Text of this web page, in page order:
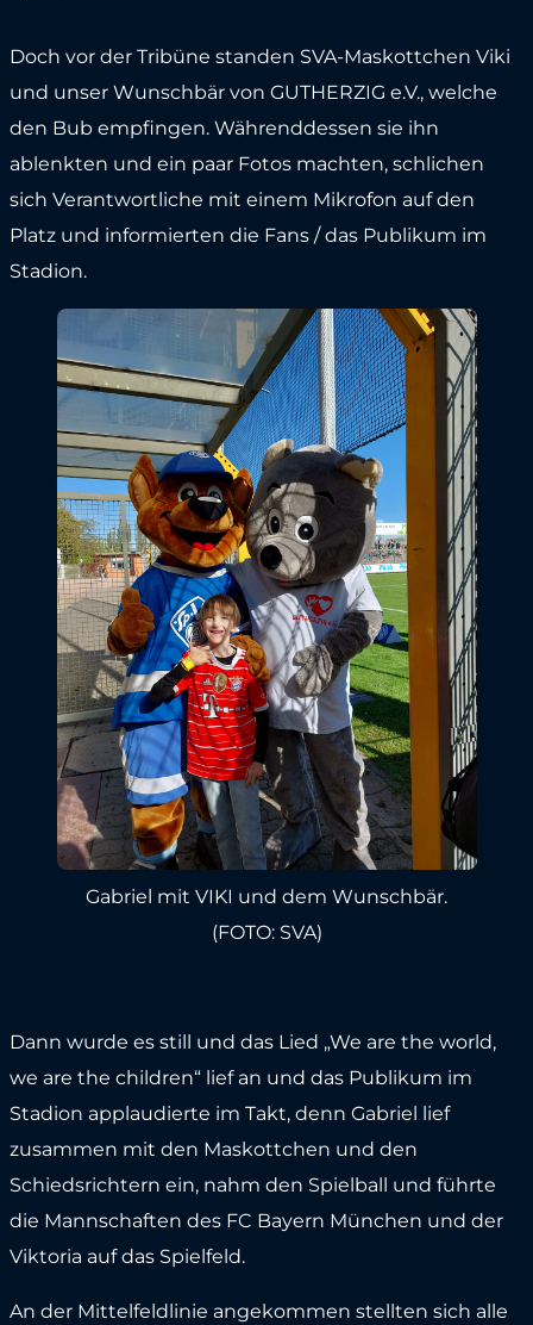
Doch vor der Tribüne standen SVA-Maskottchen Viki
und unser Wunschbär von GUTHERZIG e.V., welche
den Bub empfingen. Währenddessen sie ihn
ablenkten und ein paar Fotos machten, schlichen
sich Verantwortliche mit einem Mikrofon auf den
Platz und informierten die Fans / das Publikum im
Stadion.
Gabriel mit VIKI und dem Wunschbär.
(FOTO: SVA)
Dann wurde es still und das Lied „We are the world,
we are the children“ lief an und das Publikum im
Stadion applaudierte im Takt, denn Gabriel lief
zusammen mit den Maskottchen und den
Schiedsrichtern ein, nahm den Spielball und führte
die Mannschaften des FC Bayern München und der
Viktoria auf das Spielfeld.
An der Mittelfeldlinie angekommen stellten sich alle